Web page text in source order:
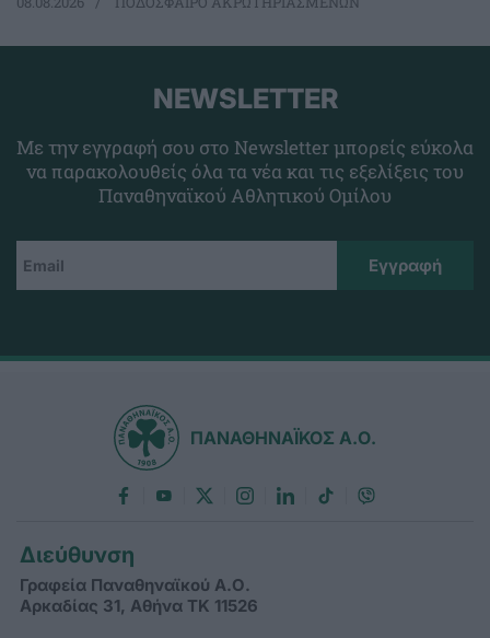
NEWSLETTER
Με την εγγραφή σου στο Newsletter μπορείς εύκολα
να παρακολουθείς όλα τα νέα και τις εξελίξεις του
Παναθηναϊκού Αθλητικού Ομίλου
ΠΑΝΑΘΗΝΑΪΚΟΣ Α.Ο.
Διεύθυνση
Γραφεία Παναθηναϊκού Α.Ο.
Αρκαδίας 31, Αθήνα ΤΚ 11526